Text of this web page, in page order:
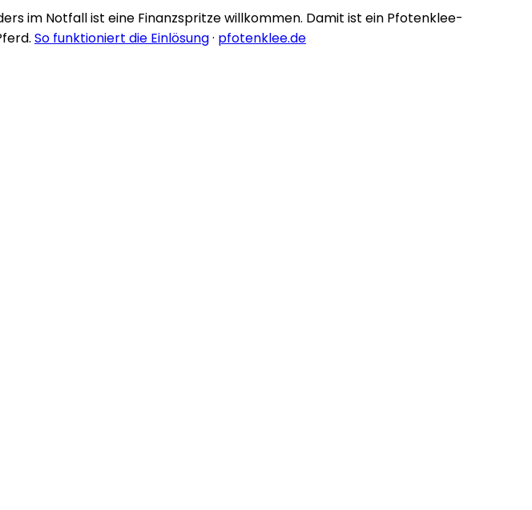
im Notfall ist eine Finanzspritze willkommen. Damit ist ein Pfotenklee-
So funktioniert die Einlösung· pfotenklee.de